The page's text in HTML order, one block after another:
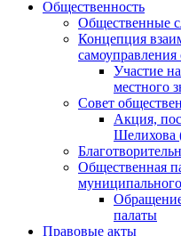
Общественность
Общественные
Концепция
Участие
местного
Совет
Акция,
Шелихова
Общественная
палаты
Правовые акты